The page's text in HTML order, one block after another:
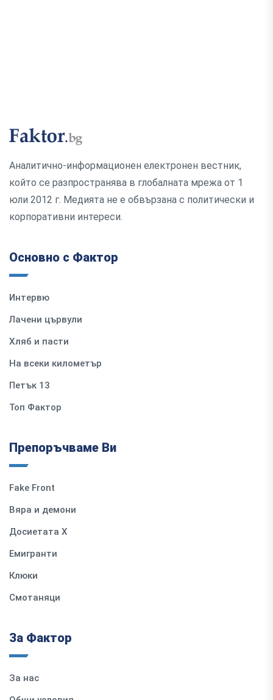
Аналитично-информационен електронен вестник,
който се разпространява в глобалната мрежа от 1
юли 2012 г. Медията не е обвързана с политически и
корпоративни интереси.
Основно с Фактор
Интервю
Лачени цървули
Хляб и пасти
На всеки километър
Петък 13
Топ Фактор
Препоръчваме Ви
Fake Front
Вяра и демони
Досиетата Х
Емигранти
Клюки
Смотаняци
За Фактор
За нас